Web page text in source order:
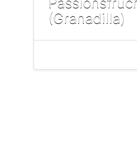
(Granadilla)